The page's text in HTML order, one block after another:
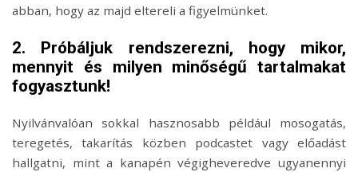
abban, hogy az majd eltereli a figyelmünket.
2. Próbáljuk rendszerezni, hogy mikor,
mennyit és milyen minőségű tartalmakat
fogyasztunk!
Nyilvánvalóan sokkal hasznosabb például mosogatás,
teregetés, takarítás közben podcastet vagy előadást
hallgatni, mint a kanapén végigheveredve ugyanennyi